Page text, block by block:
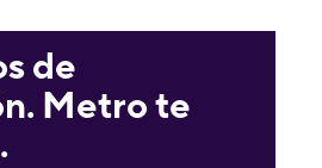
de
Metro te